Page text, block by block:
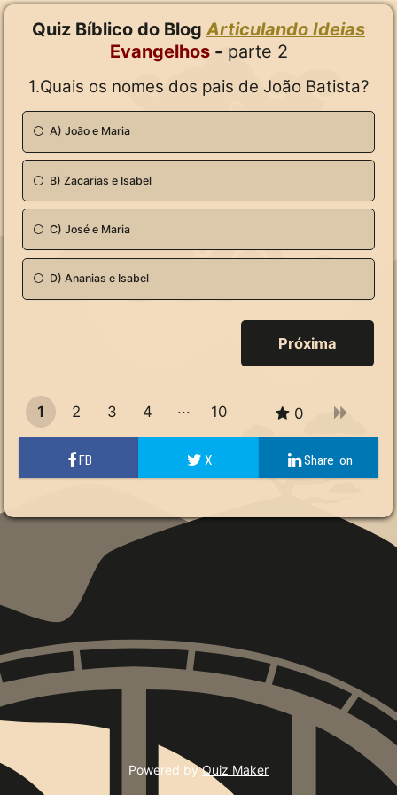
Quiz Bíblico do Blog Articulando Ideias
Evangelhos- parte 2
1.Quais os nomes dos pais de João Batista?
A) João e Maria
B) Zacarias e Isabel
C) José e Maria
D) Ananias e Isabel
1 2 3
4
9
10 0
Powered by Quiz Maker